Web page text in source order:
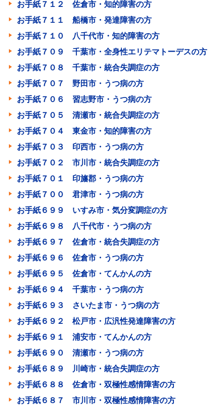
お手紙７１２ 佐倉市・知的障害の方
お手紙７１１ 船橋市・発達障害の方
お手紙７１０ 八千代市・知的障害の方
お手紙７０９ 千葉市・全身性エリテマトーデスの方
お手紙７０８ 千葉市・統合失調症の方
お手紙７０７ 野田市・うつ病の方
お手紙７０６ 習志野市・うつ病の方
お手紙７０５ 清瀬市・統合失調症の方
お手紙７０４ 東金市・知的障害の方
お手紙７０３ 印西市・うつ病の方
お手紙７０２ 市川市・統合失調症の方
お手紙７０１ 印旛郡・うつ病の方
お手紙７００ 君津市・うつ病の方
お手紙６９９ いすみ市・気分変調症の方
お手紙６９８ 八千代市・うつ病の方
お手紙６９７ 佐倉市・統合失調症の方
お手紙６９６ 佐倉市・うつ病の方
お手紙６９５ 佐倉市・てんかんの方
お手紙６９４ 千葉市・うつ病の方
お手紙６９３ さいたま市・うつ病の方
お手紙６９２ 松戸市・広汎性発達障害の方
お手紙６９１ 浦安市・てんかんの方
お手紙６９０ 清瀬市・うつ病の方
お手紙６８９ 川崎市・統合失調症の方
お手紙６８８ 佐倉市・双極性感情障害の方
お手紙６８７ 市川市・双極性感情障害の方